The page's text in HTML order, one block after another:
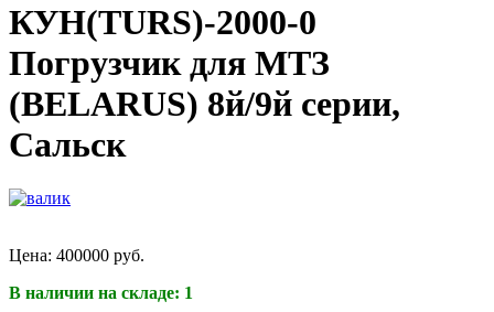
КУН(TURS)-2000-0
Погрузчик для МТЗ
(BELARUS) 8й/9й серии,
Сальск
Цена: 400000 руб.
В наличии на складе: 1